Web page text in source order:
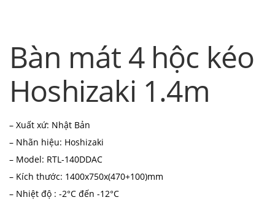
Bàn mát 4 hộc kéo
Hoshizaki 1.4m
– Xuất xứ: Nhật Bản
– Nhãn hiệu: Hoshizaki
– Model: RTL-140DDAC
– Kích thước: 1400x750x(470+100)mm
– Nhiệt độ : -2°C đến -12°C